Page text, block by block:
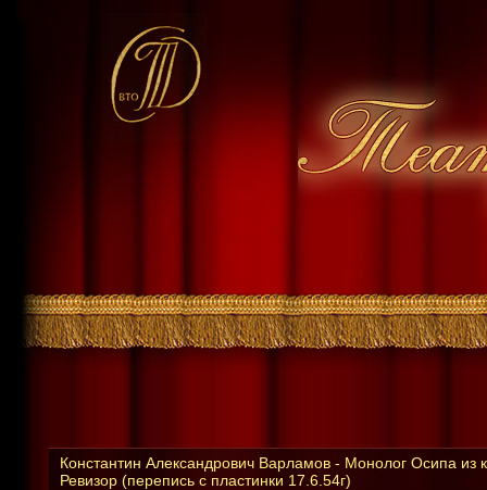
Константин Александрович Варламов - Монолог Осипа из
Ревизор (перепись с пластинки 17.6.54г)